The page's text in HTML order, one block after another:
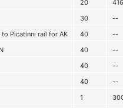
20
30 --
Picatinni rail for AK 40 --
40 --
40 --
40 --
1